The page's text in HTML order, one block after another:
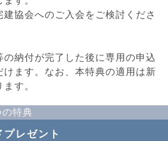
建協会へのご入会をご検討くださ
納付が完了した後に専用の申込
けます。なお、本特典の適用は新
す。
の特典
プレゼント